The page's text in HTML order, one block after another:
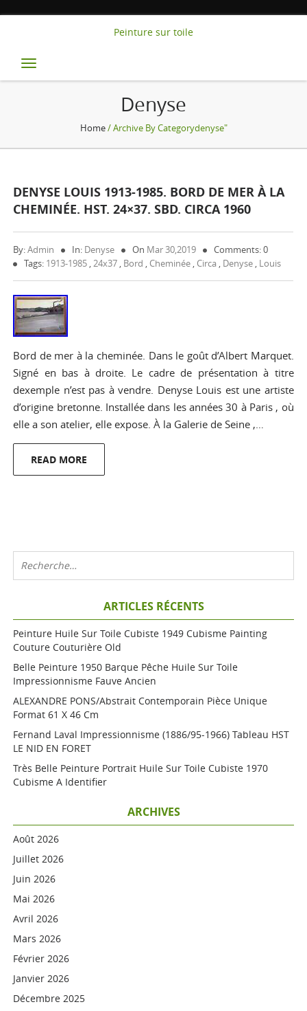
Peinture sur toile
Toggle
navigation
Denyse
Home/ Archive By Categorydenyse"
DENYSE LOUIS 1913-1985. BORD DE MER À LA
CHEMINÉE. HST. 24×37. SBD. CIRCA 1960
By:Admin In: Denyse On Mar 30,2019
Comments: 0
Tags: 1913-1985 ,24x37 , Bord , Cheminée , Circa , Denyse , Louis
Bord de mer à la cheminée. Dans le goût d’Albert Marquet.
Signé en bas à droite. Le cadre de présentation à titre
dexemple n’est pas à vendre. Denyse Louis est une artiste
d’origine bretonne. Installée dans les années 30 à Paris , où
elle a son atelier, elle expose. À la Galerie de Seine ,…
READ MORE
ARTICLES RÉCENTS
Peinture Huile Sur Toile Cubiste 1949 Cubisme Painting
Couture Couturière Old
Belle Peinture 1950 Barque Pêche Huile Sur Toile
Impressionnisme Fauve Ancien
ALEXANDRE PONS/Abstrait Contemporain Pièce Unique
Format 61 X 46 Cm
Fernand Laval Impressionnisme (1886/95-1966) Tableau HST
LE NID EN FORET
Très Belle Peinture Portrait Huile Sur Toile Cubiste 1970
Cubisme A Identifier
ARCHIVES
Août 2026
Juillet 2026
Juin 2026
Mai 2026
Avril 2026
Mars 2026
Février 2026
Janvier 2026
Décembre 2025